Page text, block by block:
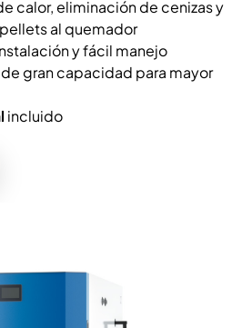
calor, eliminación de cenizas y
al quemador
y fácil manejo
gran capacidad para mayor
incluido